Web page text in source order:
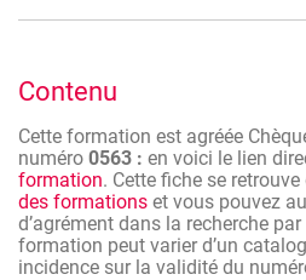
Utiliser les leviers les
l’entreprise
Comprendre la
mieux savoir défendre
Trouver la solution la
financièrement pour
Contenu
Cette formation est agréée
numéro 0563 : en voici le lien
formation. Cette fiche se
des formations et vous pouvez
d’agrément dans la recherche
formation peut varier d’un
incidence sur la validité du